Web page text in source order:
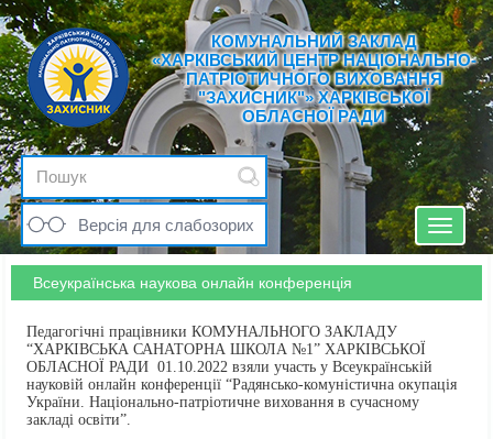
КОМУНАЛЬНИЙ ЗАКЛАД
«ХАРКІВСЬКИЙ ЦЕНТР НАЦІОНАЛЬНО-
ПАТРІОТИЧНОГО ВИХОВАННЯ
"ЗАХИСНИК"» ХАРКІВСЬКОЇ
ОБЛАСНОЇ РАДИ
Версія для слабозорих
Toggle
Всеукраїнська наукова онлайн конференція
Педагогічні працівники КОМУНАЛЬНОГО ЗАКЛАДУ
“ХАРКІВСЬКА САНАТОРНА ШКОЛА №1” ХАРКІВСЬКОЇ
ОБЛАСНОЇ РАДИ 01.10.2022 взяли участь у Всеукраїнській
науковій онлайн конференції “Радянсько-комуністична окупація
України. Національно-патріотичне виховання в сучасному
закладі освіти”.